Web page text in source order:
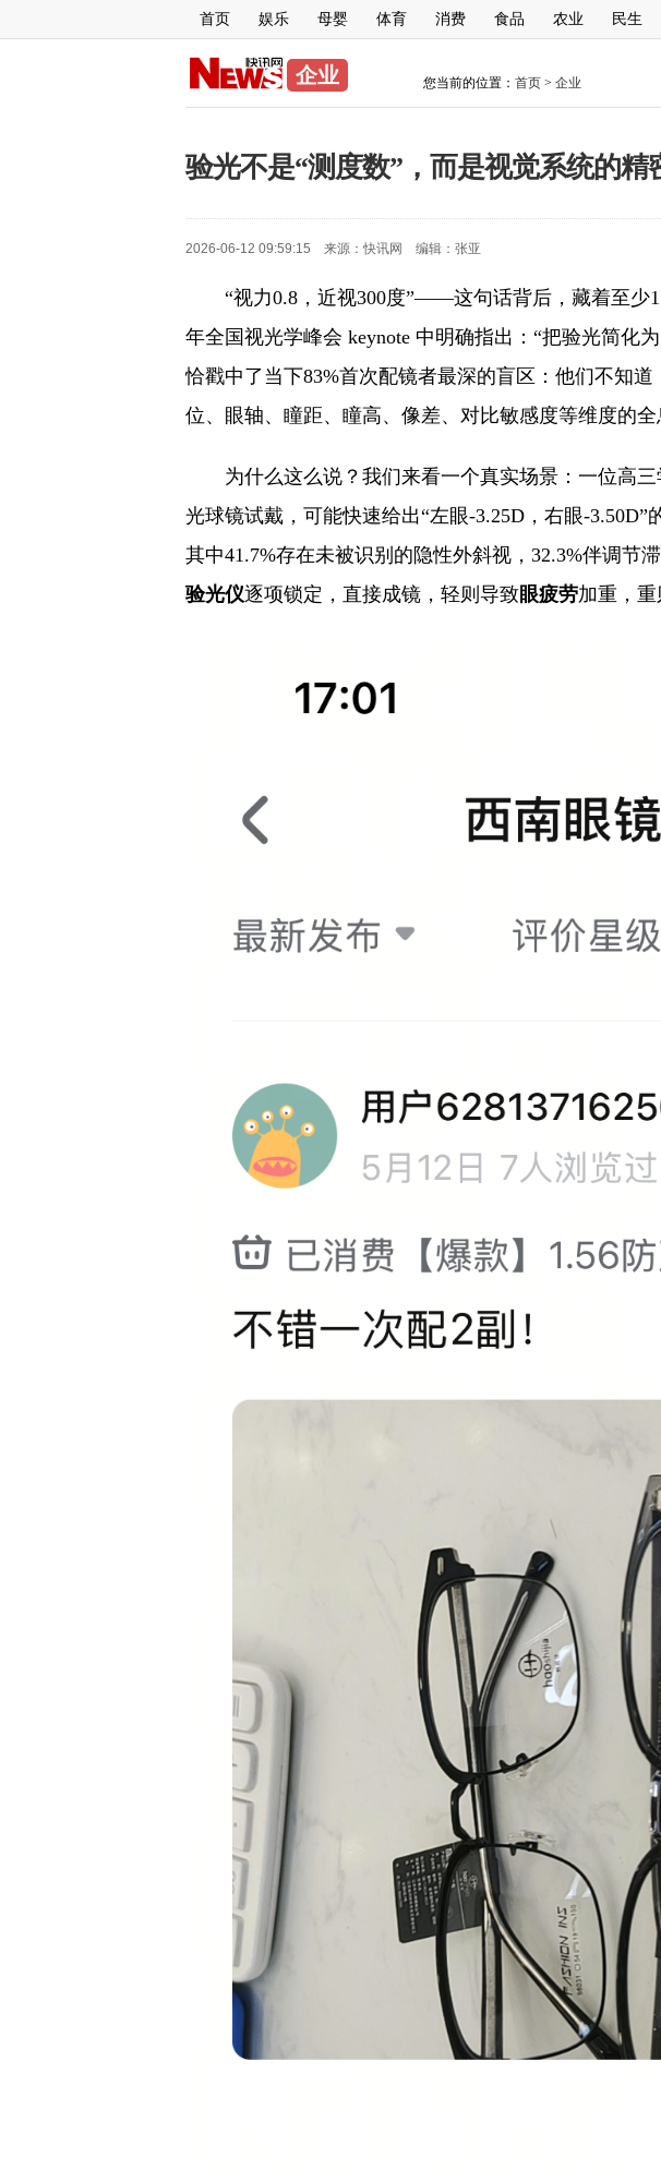
首页 娱乐 母婴 体育 消费 食品 农业 民生
企业 您当前的位置： 首页> 企业
验光不是“测度数”，而是视觉系统的精
2026-06-12 09:59:15 来源：快讯网 编辑： 张亚
“视力0.8，近视300度”——这句话背后，藏着至少
年全国视光学峰会 keynote 中明确指出：“把验光简化
恰戳中了当下83%首次配镜者最深的盲区：他们不知道
位、眼轴、瞳距、瞳高、像差、对比敏感度等维度的全
为什么这么说？我们来看一个真实场景：一位高
光球镜试戴，可能快速给出“左眼-3.25D，右眼-
其中41.7%存在未被识别的隐性外斜视，32.3%伴调
验光仪逐项锁定，直接成镜，轻则导致眼疲劳加重，重